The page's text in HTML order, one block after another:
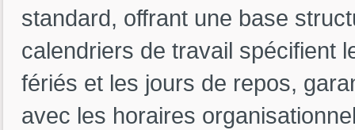
standard, offrant une base
calendriers de travail spécifient
fériés et les jours de repos,
avec les horaires